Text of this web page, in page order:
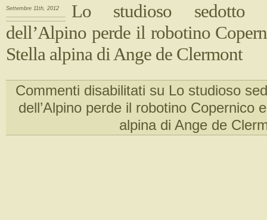
Settembre 11th, 2012
Lo studioso sedotto
dell’Alpino perde il robotino
Stella alpina di Ange de Clermont
Commenti disabilitati su Lo studioso
dell’Alpino perde il robotino Copernico
alpina di Ange de